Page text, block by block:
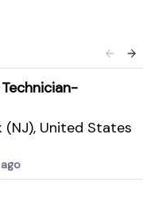
(NJ), United States